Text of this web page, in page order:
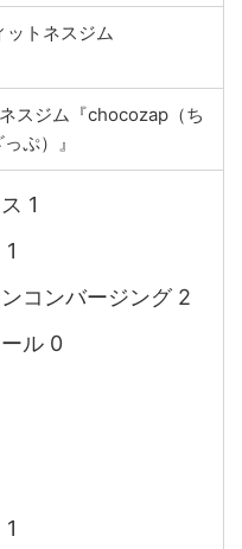
トネスジム
スジム『chocozap（ち
ぷ）』
1
コンバージング 2
ル 0